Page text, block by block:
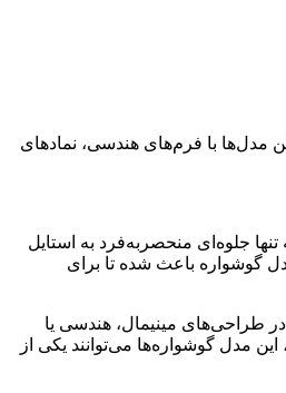
مدل‌ها با فرم‌های هندسی، نمادهای
جلوه‌ای منحصر‌به‌فرد به استایل
گوشواره باعث شده تا برای
طراحی‌های مینیمال، هندسی یا
مدل گوشواره‌ها می‌توانند یکی از